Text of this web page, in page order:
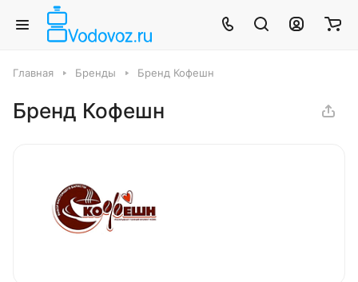
Главная Бренды Бренд Кофешн
Бренд Кофешн